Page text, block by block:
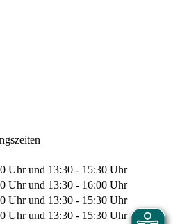
Uhr und 13:30 - 15:30 Uhr
Uhr und 13:30 - 16:00 Uhr
Uhr und 13:30 - 15:30 Uhr
Uhr und 13:30 - 15:30 Uhr